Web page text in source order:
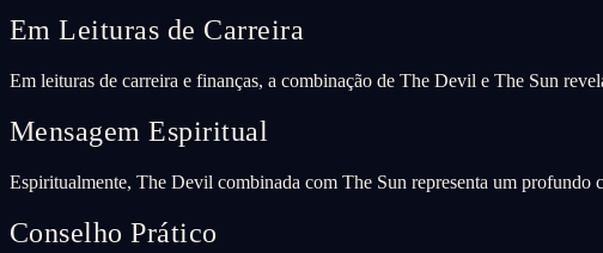
Em Leituras de Carreira
Em leituras de carreira e finanças, a combinação de The Devil e The Sun
Mensagem Espiritual
Espiritualmente, The Devil combinada com The Sun representa um profundo
Conselho Prático